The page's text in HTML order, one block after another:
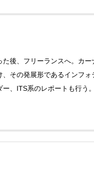
後、フリーランスへ。カー
その発展形であるインフォ
、ITS系のレポートも行う